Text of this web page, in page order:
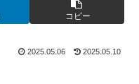
コピー
2025.05.06 2025.05.10